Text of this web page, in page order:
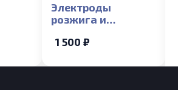
Электроды
розжига и
Navien GA 11-17K
1 500 ₽